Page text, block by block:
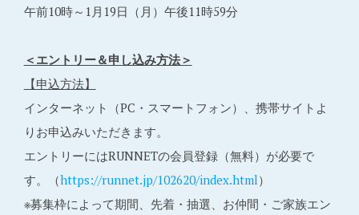
午前10時～1月19日（月）午後11時59分
＜エントリー＆申し込み方法＞
【申込方法】
インターネット（PC・スマートフォン）、携帯サイトよ
りお申込みいただきます。
エントリーにはRUNNETの会員登録（無料）が必要で
す。（https://runnet.jp/102620/index.html）
※募集枠によって期間、先着・抽選、お仲間・ご家族エン